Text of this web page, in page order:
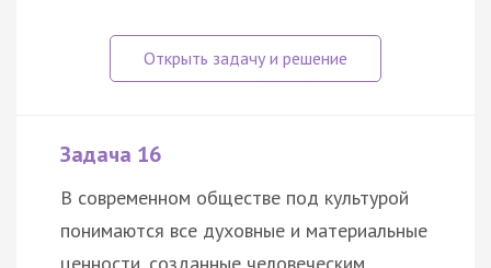
Задача 16
В современном обществе под культурой
понимаются все духовные и материальные